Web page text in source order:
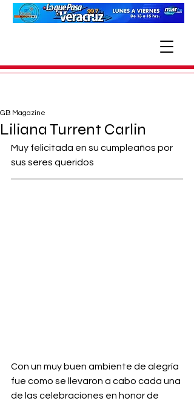
Liliana Turrent Carlin
GB Magazine
Muy felicitada en su cumpleaños por
sus seres queridos
Con un muy buen ambiente de alegría
fue como se llevaron a cabo cada una
de las celebraciones en honor de